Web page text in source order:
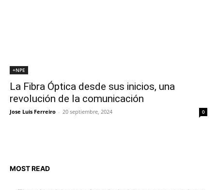
+NPE
La Fibra Óptica desde sus inicios, una
revolución de la comunicación
Jose Luis Ferreiro - 20 septiembre, 2024 0
MOST READ